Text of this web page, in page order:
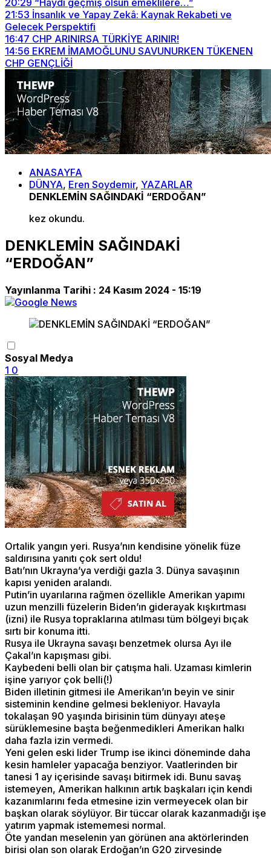
20:29 “Haydi geçmiş olsun emeklilere…”
21:53 İnsanlık ve Yapay Zekâ: Kaynak Rekabeti ve
Gelecek Perspektifi
16:47 CHP ARINIRSA TÜRKİYE ARINIR!
14:56 EKREM İMAMOĞLUNU SAVUNURKEN TÜKENEN
CHP GENÇLİĞİ
ANASAYFA
DÜNYA, Eren Soydemir, YAZARLAR
DENKLEMİN SAĞINDAKİ “ERDOĞAN”
kez okundu.
DENKLEMİN SAĞINDAKİ
“ERDOĞAN”
Yayınlanma Tarihi : 24 Kasım 2024 - 15:19
Sosyal Medya
1 0
Ortalik yangın yeri. Rusya’nın kendisine yönelik füze
saldırısına yanıtı çok sert oldu!
Batı’nın Ukrayna’ya verdiği gazla 3. Dünya savaşının
kapısı yeniden aralandı.
Putin’in uyarılarına rağmen özellikle Amerikan yapımı
uzun menzilli füzelerin Biden’ın giderayak kışkırtması
(izni) ile Rusya topraklarına atılması tüm bölgeyi bıçak
sırtı bir konuma itti.
Rusya ile Ukrayna savaşı benzetmek olursa Ayı ile
Çakal’ın kapışması gibi.
Kaybedeni belli olan bir çatışma hali. Uzaması kimlerin
işine yarıyor çok belli(!)
Biden illetinin gitmesi ile Amerikan’ın beyin ve sinir
sisteminin kendine gelmesi bekleniyor. Havayla
tokalaşan 90 yaşında birisinin tüm dünyayı ateşe
sürüklemesine başta beğenmedikleri Amerikan halkı
daha fazla izin vermedi.
Yeni gelen eski lider Trump ise ikinci döneminde daha
kesin hamleler yapacağa benziyor. Vaatlerinden bir
tanesi 1 ay içerisinde savaşı bitirmek idi. Bunu savaş
istemeyen, Amerikan halkının artık başkaları için kendi
kazanımlarını feda etmesine izin vermeyecek olan bir
başkan olarak söylüyor. Bir tüccar olarak kazanmadığı işe
yatırım yapmak istememesi normal.
Öte yandan meselenin yan görünen ana aktörlerinden
birisi olan son olarak Erdoğan’ın G20 zirvesinde